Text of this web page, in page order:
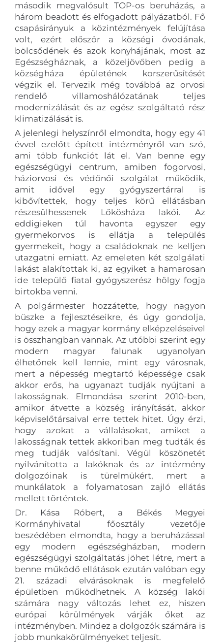
második megvalósult TOP-os beruházás, a
három beadott és elfogadott pályázatból. Fő
csapásirányuk a közintézmények felújítása
volt, ezért először a községi óvodának,
bölcsődének és azok konyhájának, most az
Egészségháznak, a közeljövőben pedig a
községháza épületének korszerűsítését
végzik el. Tervezik még továbbá az orvosi
rendelő villamoshálózatának teljes
modernizálását és az egész szolgáltató rész
klimatizálását is.
A jelenlegi helyszínről elmondta, hogy egy 41
évvel ezelőtt épített intézményről van szó,
ami több funkciót lát el. Van benne egy
egészségügyi centrum, amiben fogorvosi,
háziorvosi és védőnői szolgálat működik,
amit idővel egy gyógyszertárral is
kibővítettek, hogy teljes körű ellátásban
részesülhessenek Lőkösháza lakói. Az
eddigieken túl havonta egyszer egy
gyermekorvos is ellátja a település
gyermekeit, hogy a családoknak ne kelljen
utazgatni emiatt. Az emeleten két szolgálati
lakást alakítottak ki, az egyiket a hamarosan
ide települő fiatal gyógyszerész hölgy fogja
birtokba venni.
A polgármester hozzátette, hogy nagyon
büszke a fejlesztéseikre, és úgy gondolja,
hogy ezek a magyar kormány elképzeléseivel
is összhangban vannak. Az utóbbi szerint egy
modern magyar falunak ugyanolyan
élhetőnek kell lennie, mint egy városnak,
mert a népesség megtartó képessége csak
akkor erős, ha ugyanazt tudják nyújtani a
lakosságnak. Elmondása szerint 2010-ben,
amikor átvette a község irányítását, akkor
képviselőtársaival erre tettek hitet. Úgy érzi,
hogy azokat a vállalásokat, amiket a
lakosságnak tettek akkoriban meg tudták és
meg tudják valósítani. Végül köszönetét
nyilvánította a lakóknak és az intézmény
dolgozóinak is türelmükért, mert a
munkálatok a folyamatosan zajló ellátás
mellett történtek.
Dr. Kása Róbert, a Békés Megyei
Kormányhivatal főosztály vezetője
beszédében elmondta, hogy a beruházással
egy modern egészségházban, modern
egészségügyi szolgáltatás jöhet létre, mert a
benne működő ellátások ezután valóban egy
21. századi elvárásoknak is megfelelő
épületben működhetnek. A község lakói
számára nagy változás lehet ez, hiszen
európai körülmények várják őket az
intézményben. Mindez a dolgozók számára is
jobb munkakörülményeket teljesít.